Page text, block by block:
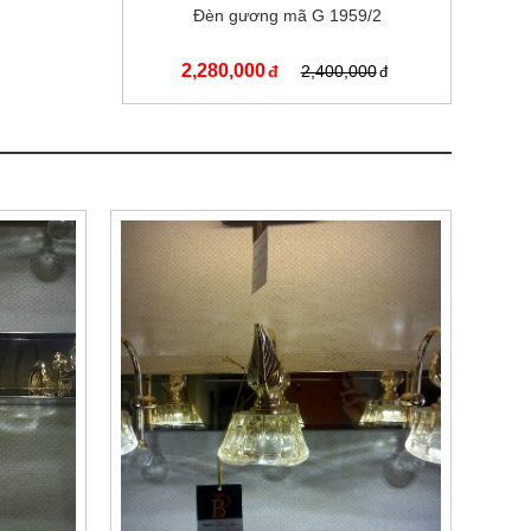
Đèn gương mã G 1959/2
2,280,000 2,400,000